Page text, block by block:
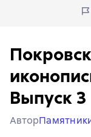
Выпуск 3
Автор